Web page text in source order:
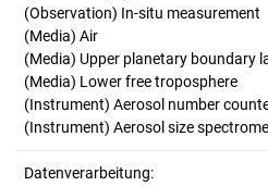
(Observation) In-situ measurement
(Media) Air
(Media) Upper planetary boundary
(Media) Lower free troposphere
(Instrument) Aerosol number
(Instrument) Aerosol size
Datenverarbeitung: